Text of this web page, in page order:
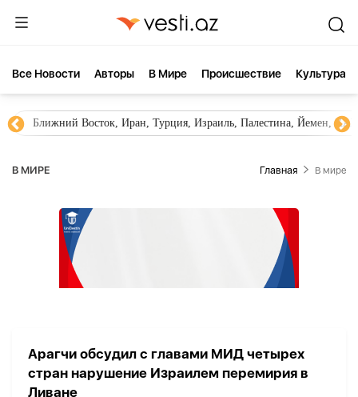
Все Новости Aвторы В Мире Происшествие Культура
Ближний Восток, Иран, Турция, Израиль, Палестина, Йемен,
В МИРЕ Главная В мире
Арагчи обсудил с главами МИД четырех
стран нарушение Израилем перемирия в
Ливане